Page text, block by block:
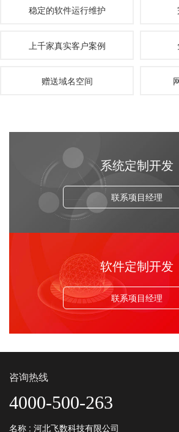
稳定的软件运行维护
上千家真实客户案例
赠送域名空间
系统定制开发
联系项目经理
软件定制开发
联系项目经理
咨询热线
4000-500-263
名称 : 河北飞数科技有限公司